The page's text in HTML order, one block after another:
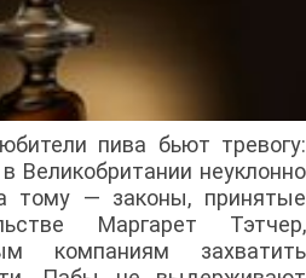
пива бьют тревогу:
Великобритании неуклонно
тому — законы, принятые
Маргарет Тэтчер,
компаниям захватить